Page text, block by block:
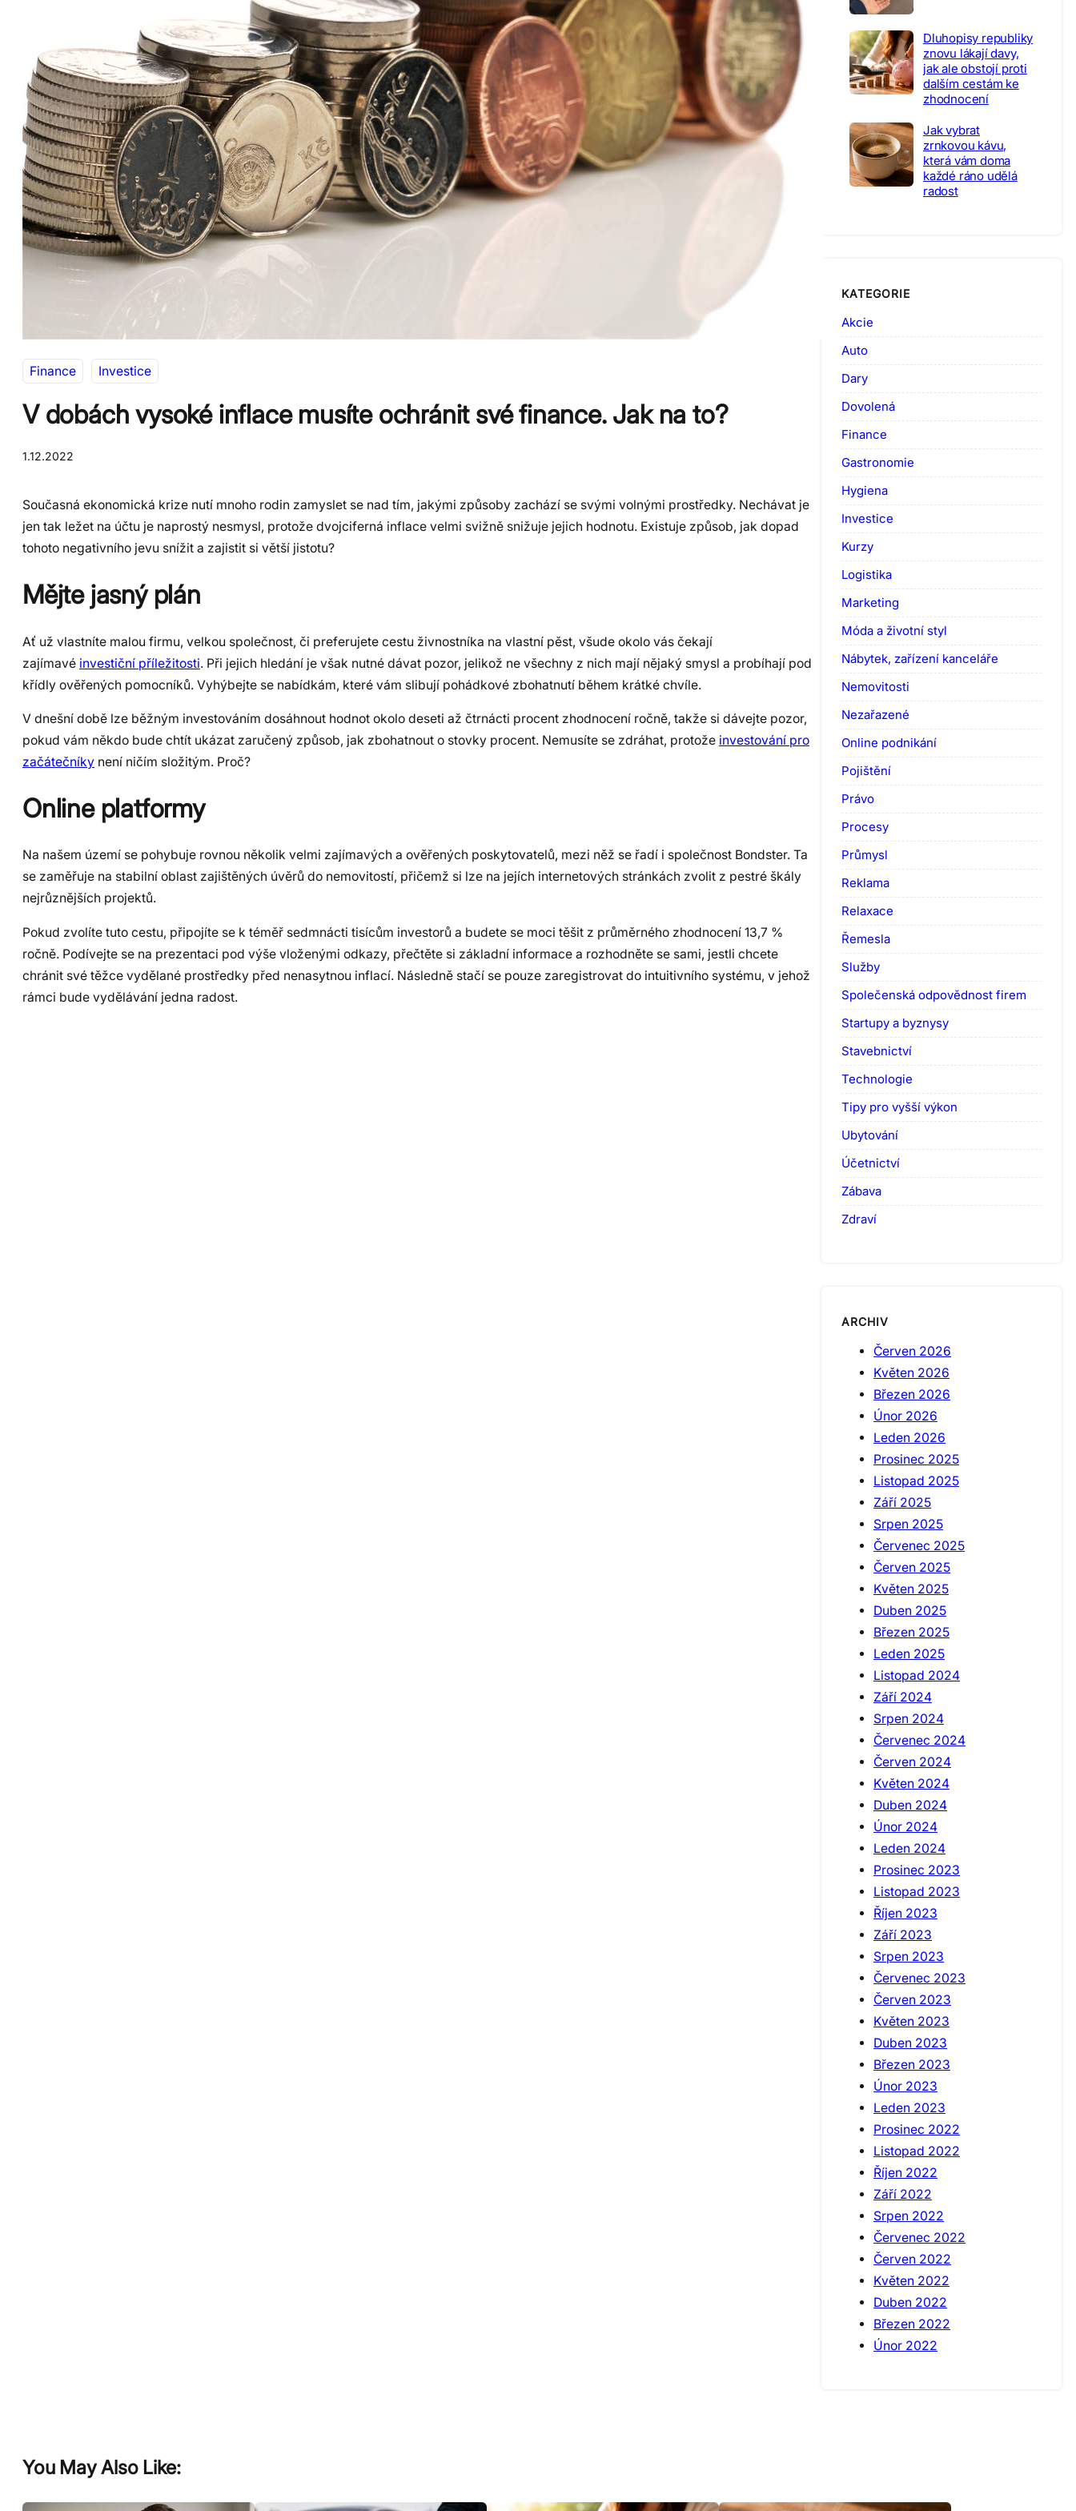
Finance Investice
V dobách vysoké inflace musíte ochránit své finance. Jak na to?
1.12.2022
Současná ekonomická krize nutí mnoho rodin zamyslet se nad tím, jakými způsoby zachází se svými volnými prostředky. Nechávat je
jen tak ležet na účtu je naprostý nesmysl, protože dvojciferná inflace velmi svižně snižuje jejich hodnotu. Existuje způsob, jak dopad
tohoto negativního jevu snížit a zajistit si větší jistotu?
Mějte jasný plán
Ať už vlastníte malou firmu, velkou společnost, či preferujete cestu živnostníka na vlastní pěst, všude okolo vás čekají
zajímavé investiční příležitosti. Při jejich hledání je však nutné dávat pozor, jelikož ne všechny z nich mají nějaký smysl a probíhají pod
křídly ověřených pomocníků. Vyhýbejte se nabídkám, které vám slibují pohádkové zbohatnutí během krátké chvíle.
V dnešní době lze běžným investováním dosáhnout hodnot okolo deseti až čtrnácti procent zhodnocení ročně, takže si dávejte pozor,
pokud vám někdo bude chtít ukázat zaručený způsob, jak zbohatnout o stovky procent. Nemusíte se zdráhat, protože investování pro
začátečníky není ničím složitým. Proč?
Online platformy
Na našem území se pohybuje rovnou několik velmi zajímavých a ověřených poskytovatelů, mezi něž se řadí i společnost Bondster. Ta
se zaměřuje na stabilní oblast zajištěných úvěrů do nemovitostí, přičemž si lze na jejích internetových stránkách zvolit z pestré škály
nejrůznějších projektů.
Pokud zvolíte tuto cestu, připojíte se k téměř sedmnácti tisícům investorů a budete se moci těšit z průměrného zhodnocení 13,7 %
ročně. Podívejte se na prezentaci pod výše vloženými odkazy, přečtěte si základní informace a rozhodněte se sami, jestli chcete
chránit své těžce vydělané prostředky před nenasytnou inflací. Následně stačí se pouze zaregistrovat do intuitivního systému, v jehož
rámci bude vydělávání jedna radost.
Dluhopisy republiky
znovu lákají davy,
jak ale obstojí proti
dalším cestám ke
zhodnocení
Jak vybrat
zrnkovou kávu,
která vám doma
každé ráno udělá
radost
KATEGORIE
Akcie
Auto
Dary
Dovolená
Finance
Gastronomie
Hygiena
Investice
Kurzy
Logistika
Marketing
Móda a životní styl
Nábytek, zařízení kanceláře
Nemovitosti
Nezařazené
Online podnikání
Pojištění
Právo
Procesy
Průmysl
Reklama
Relaxace
Řemesla
Služby
Společenská odpovědnost firem
Startupy a byznysy
Stavebnictví
Technologie
Tipy pro vyšší výkon
Ubytování
Účetnictví
Zábava
Zdraví
ARCHIV
Červen 2026
Květen 2026
Březen 2026
Únor 2026
Leden 2026
Prosinec 2025
Listopad 2025
Září 2025
Srpen 2025
Červenec 2025
Červen 2025
Květen 2025
Duben 2025
Březen 2025
Leden 2025
Listopad 2024
Září 2024
Srpen 2024
Červenec 2024
Červen 2024
Květen 2024
Duben 2024
Únor 2024
Leden 2024
Prosinec 2023
Listopad 2023
Říjen 2023
Září 2023
Srpen 2023
Červenec 2023
Červen 2023
Květen 2023
Duben 2023
Březen 2023
Únor 2023
Leden 2023
Prosinec 2022
Listopad 2022
Říjen 2022
Září 2022
Srpen 2022
Červenec 2022
Červen 2022
Květen 2022
Duben 2022
Březen 2022
Únor 2022
You May Also Like: